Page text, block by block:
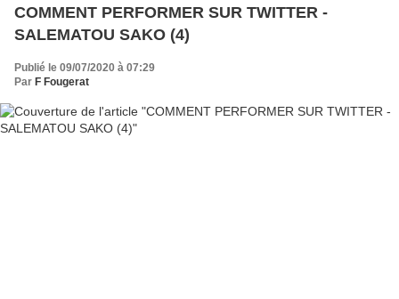
COMMENT PERFORMER SUR TWITTER -
SALEMATOU SAKO (4)
Publié le 09/07/2020 à 07:29
Par F Fougerat